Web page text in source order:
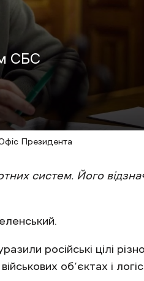
СБС
Президента
систем. Його
російські цілі
об’єктах і